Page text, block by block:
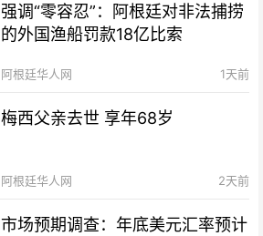
强调“零容忍”：阿根廷对非法捕捞
的外国渔船罚款18亿比索
阿根廷华人网 1天前
梅西父亲去世 享年68岁
阿根廷华人网 2天前
市场预期调查：年底美元汇率预计